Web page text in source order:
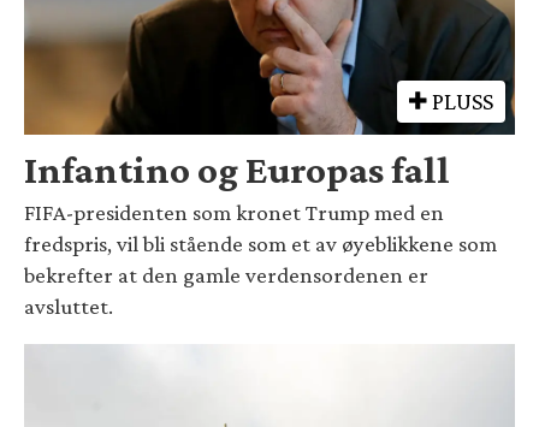
PLUSS
Infantino og Europas fall
FIFA-presidenten som kronet Trump med en
fredspris, vil bli stående som et av øyeblikkene som
bekrefter at den gamle verdensordenen er
avsluttet.